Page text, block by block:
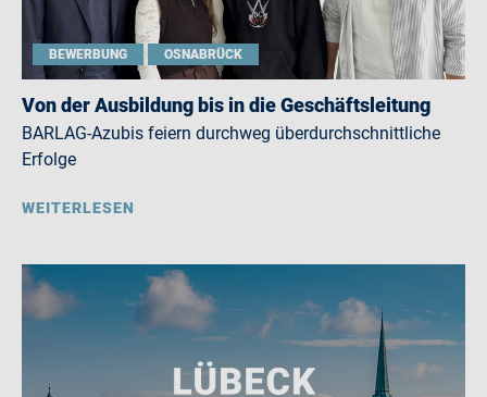
BEWERBUNG OSNABRÜCK
Von der Ausbildung bis in die Geschäftsleitung
BARLAG-Azubis feiern durchweg überdurchschnittliche
Erfolge
WEITERLESEN